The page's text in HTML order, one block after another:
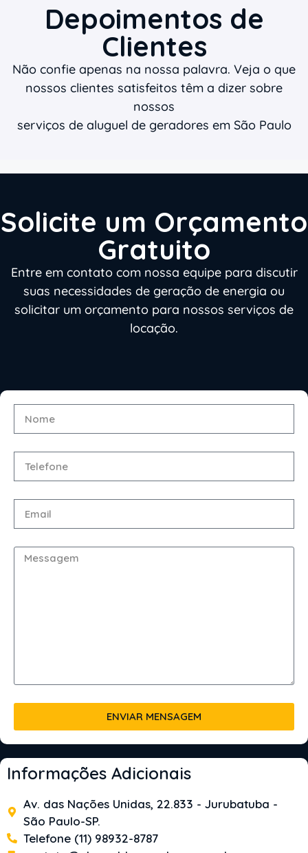
Depoimentos de
Clientes
Não confie apenas na nossa palavra. Veja o que
nossos clientes satisfeitos têm a dizer sobre
nossos
serviços de aluguel de geradores em São Paulo
Solicite um Orçamento
Gratuito
Entre em contato com nossa equipe para discutir
suas necessidades de geração de energia ou
solicitar um orçamento para nossos serviços de
locação.
ENVIAR MENSAGEM
Informações Adicionais
Av. das Nações Unidas, 22.833 - Jurubatuba -
São Paulo-SP.
Telefone (11) 98932-8787